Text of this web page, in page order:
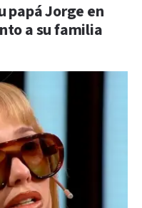
papá Jorge en
a su familia